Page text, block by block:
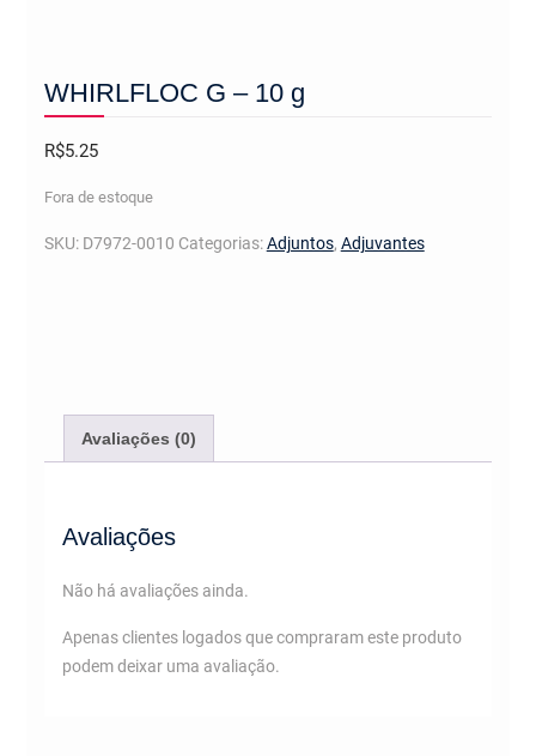
WHIRLFLOC G – 10 g
R$5.25
Fora de estoque
SKU: D7972-0010 Categorias:Adjuntos, Adjuvantes
Avaliações (0)
Avaliações
Não há avaliações ainda.
Apenas clientes logados que compraram este produto
podem deixar uma avaliação.